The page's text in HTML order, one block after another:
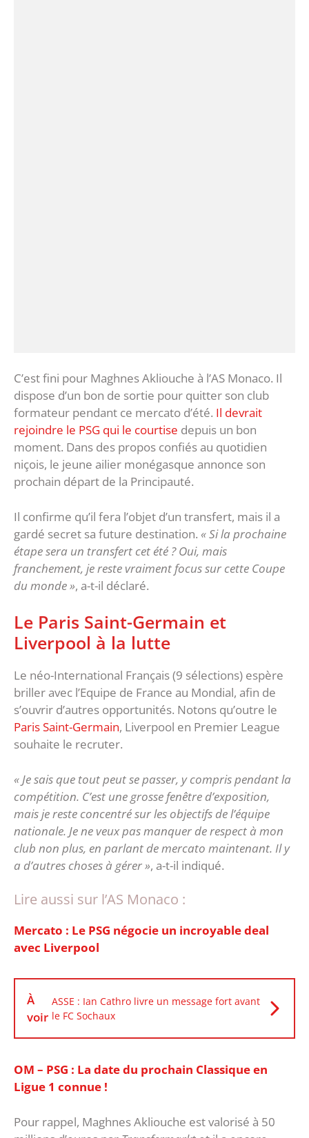
C’est fini pour Maghnes Akliouche à l’AS Monaco. Il
dispose d’un bon de sortie pour quitter son club
formateur pendant ce mercato d’été. Il devrait
rejoindre le PSG qui le courtise depuis un bon
moment. Dans des propos confiés au quotidien
niçois, le jeune ailier monégasque annonce son
prochain départ de la Principauté.
Il confirme qu’il fera l’objet d’un transfert, mais il a
gardé secret sa future destination. « Si la prochaine
étape sera un transfert cet été ? Oui, mais
franchement, je reste vraiment focus sur cette Coupe
du monde », a-t-il déclaré.
Le Paris Saint-Germain et
Liverpool à la lutte
Le néo-International Français (9 sélections) espère
briller avec l’Equipe de France au Mondial, afin de
s’ouvrir d’autres opportunités. Notons qu’outre le
Paris Saint-Germain, Liverpool en Premier League
souhaite le recruter.
« Je sais que tout peut se passer, y compris pendant la
compétition. C’est une grosse fenêtre d’exposition,
mais je reste concentré sur les objectifs de l’équipe
nationale. Je ne veux pas manquer de respect à mon
club non plus, en parlant de mercato maintenant. Il y
a d’autres choses à gérer », a-t-il indiqué.
Lire aussi sur l’AS Monaco :
Mercato : Le PSG négocie un incroyable deal
avec Liverpool
À
voir
ASSE : Ian Cathro livre un message fort avant
le FC Sochaux
OM – PSG : La date du prochain Classique en
Ligue 1 connue !
Pour rappel, Maghnes Akliouche est valorisé à 50